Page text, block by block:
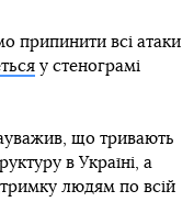
припинити всі атаки
у стенограмі
що тривають
в Україні, а
людям по всій